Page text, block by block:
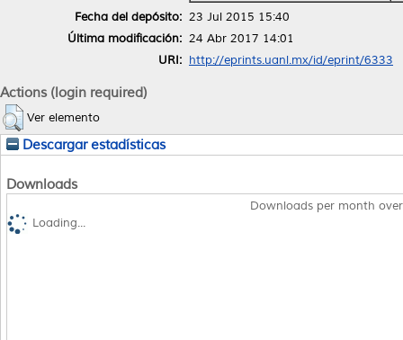
Fecha del depósito: 23 Jul 2015 15:40
Última modificación: 24 Abr 2017 14:01
URI: http://eprints.uanl.mx/id/eprint/6333
Actions (login required)
Ver elemento
Descargar estadísticas
Downloads
Downloads per month
Loading...